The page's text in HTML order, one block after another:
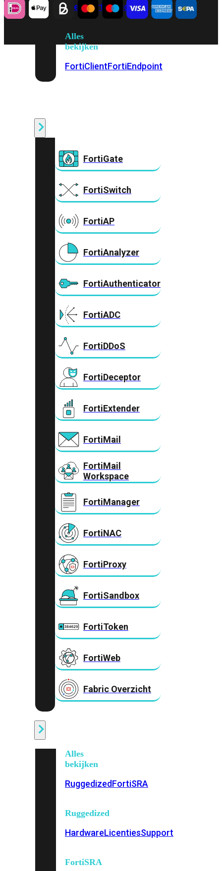
PremFortiCloud
Alles
bekijken
FortiClientFortiEndpoint
FortiGate
FortiSwitch
FortiAP
FortiAnalyzer
FortiAuthenticator
FortiADC
FortiDDoS
FortiDeceptor
FortiExtender
FortiMail
FortiMail
Workspace
FortiManager
FortiNAC
FortiProxy
FortiSandbox
FortiToken
FortiWeb
Fabric Overzicht
Alles
bekijken
RuggedizedFortiSRA
Ruggedized
HardwareLicentiesSupport
FortiSRA